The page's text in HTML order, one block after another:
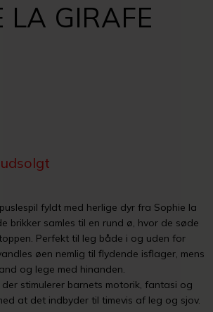
LA GIRAFE
fyldt med herlige dyr fra Sophie la
brikker samles til en rund ø, hvor de søde
Perfekt til leg både i og uden for
øen nemlig til flydende isflager, mens
og lege med hinanden.
stimulerer barnets motorik, fantasi og
at det indbyder til timevis af leg og sjov.